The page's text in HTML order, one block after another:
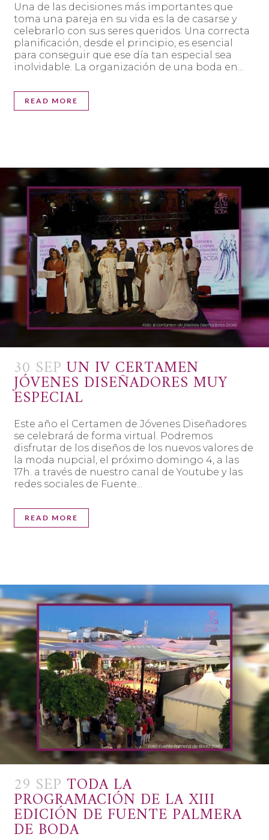
Una de las decisiones más importantes que
toma una pareja en su vida es la de casarse y
celebrarlo con sus seres queridos. Una correcta
planificación, desde el principio, es esencial
para conseguir que ese día tan especial sea
inolvidable. La organización de una boda en...
READ MORE
30 SEP UN IV CERTAMEN
JÓVENES DISEÑADORES MUY
ESPECIAL
Este año el Certamen de Jóvenes Diseñadores
se celebrará de forma virtual. Podremos
disfrutar de los diseños de los nuevos valores de
la moda nupcial, el próximo domingo 4, a las
17h. a través de nuestro canal de Youtube y las
redes sociales de Fuente...
READ MORE
29 SEP TODA LA
PROGRAMACIÓN DE LA XIII
EDICIÓN DE FUENTE PALMERA
DE BODA